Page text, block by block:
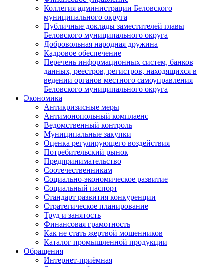
Коллегия администрации Беловского
муниципального округа
Публичные доклады заместителей главы
Беловского муниципального округа
Добровольная народная дружина
Кадровое обеспечение
Перечень информационных систем, банков
данных, реестров, регистров, находящихся в
ведении органов местного самоуправления
Беловского муниципального округа
Экономика
Антикризисные меры
Антимонопольный комплаенс
Ведомственный контроль
Муниципальные закупки
Оценка регулирующего воздействия
Потребительский рынок
Предпринимательство
Соотечественникам
Социально-экономическое развитие
Социальный паспорт
Стандарт развития конкуренции
Стратегическое планирование
Труд и занятость
Финансовая грамотность
Как не стать жертвой мошенников
Каталог промышленной продукции
Обращения
Интернет-приёмная